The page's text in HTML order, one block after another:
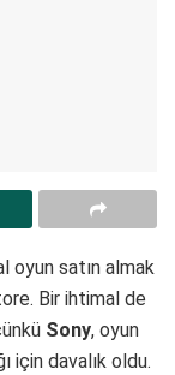
oyun satın almak
Bir ihtimal de
Sony, oyun
için davalık oldu.